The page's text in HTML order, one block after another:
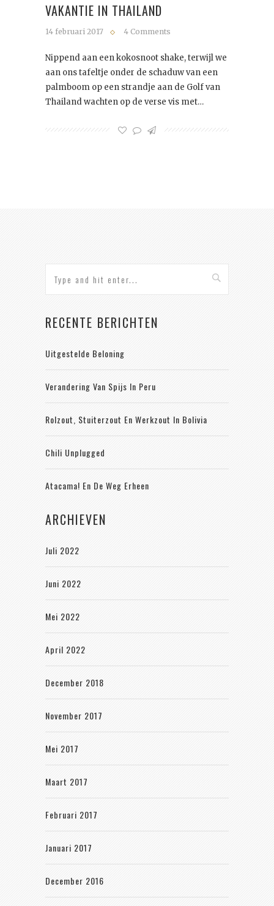
VAKANTIE IN THAILAND
14 februari 2017 4 Comments
Nippend aan een kokosnoot shake, terwijl we
aan ons tafeltje onder de schaduw van een
palmboom op een strandje aan de Golf van
Thailand wachten op de verse vis met…
RECENTE BERICHTEN
Uitgestelde Beloning
Verandering Van Spijs In Peru
Rolzout, Stuiterzout En Werkzout In Bolivia
Chili Unplugged
Atacama! En De Weg Erheen
ARCHIEVEN
Juli 2022
Juni 2022
Mei 2022
April 2022
December 2018
November 2017
Mei 2017
Maart 2017
Februari 2017
Januari 2017
December 2016